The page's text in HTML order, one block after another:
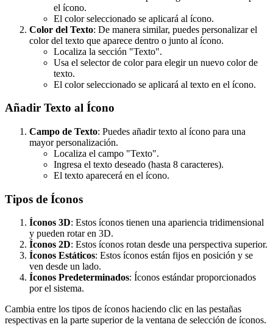
el ícono.
El color seleccionado se aplicará al ícono.
Color del Texto: De manera similar, puedes personalizar el
color del texto que aparece dentro o junto al ícono.
Localiza la sección "Texto".
Usa el selector de color para elegir un nuevo color de
texto.
El color seleccionado se aplicará al texto en el ícono.
Añadir Texto al Ícono
Campo de Texto: Puedes añadir texto al ícono para una
mayor personalización.
Localiza el campo "Texto".
Ingresa el texto deseado (hasta 8 caracteres).
El texto aparecerá en el ícono.
Tipos de Íconos
Íconos 3D: Estos íconos tienen una apariencia tridimensional
y pueden rotar en 3D.
Íconos 2D: Estos íconos rotan desde una perspectiva superior.
Íconos Estáticos: Estos íconos están fijos en posición y se
ven desde un lado.
Íconos Predeterminados: Íconos estándar proporcionados
por el sistema.
Cambia entre los tipos de íconos haciendo clic en las pestañas
respectivas en la parte superior de la ventana de selección de íconos.